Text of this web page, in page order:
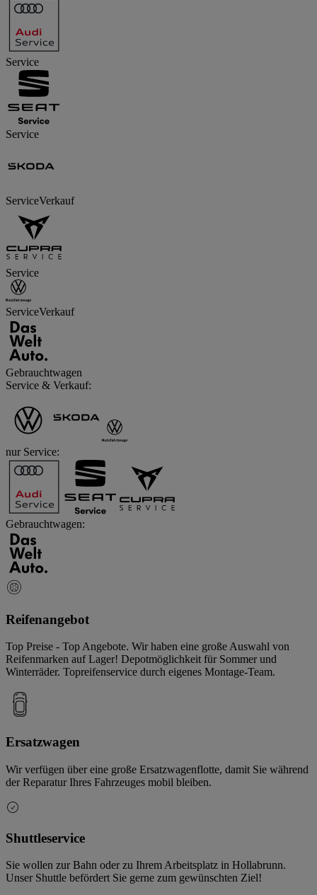
Service
Service
ServiceVerkauf
Service
ServiceVerkauf
Gebrauchtwagen
Service & Verkauf:
nur Service:
Gebrauchtwagen:
Reifenangebot
Top Preise - Top Angebote. Wir haben eine große Auswahl von
Reifenmarken auf Lager! Depotmöglichkeit für Sommer und
Winterräder. Topreifenservice durch eigenes Montage-Team.
Ersatzwagen
Wir verfügen über eine große Ersatzwagenflotte, damit Sie während
der Reparatur Ihres Fahrzeuges mobil bleiben.
Shuttleservice
Sie wollen zur Bahn oder zu Ihrem Arbeitsplatz in Hollabrunn.
Unser Shuttle befördert Sie gerne zum gewünschten Ziel!